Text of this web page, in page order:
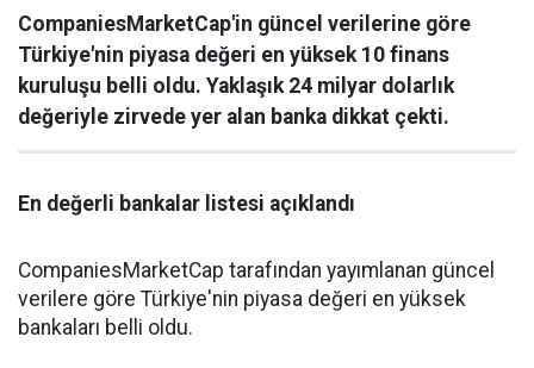
CompaniesMarketCap'in güncel verilerine göre
Türkiye'nin piyasa değeri en yüksek 10 finans
kuruluşu belli oldu. Yaklaşık 24 milyar dolarlık
değeriyle zirvede yer alan banka dikkat çekti.
En değerli bankalar listesi açıklandı
CompaniesMarketCap tarafından yayımlanan güncel
verilere göre Türkiye'nin piyasa değeri en yüksek
bankaları belli oldu.